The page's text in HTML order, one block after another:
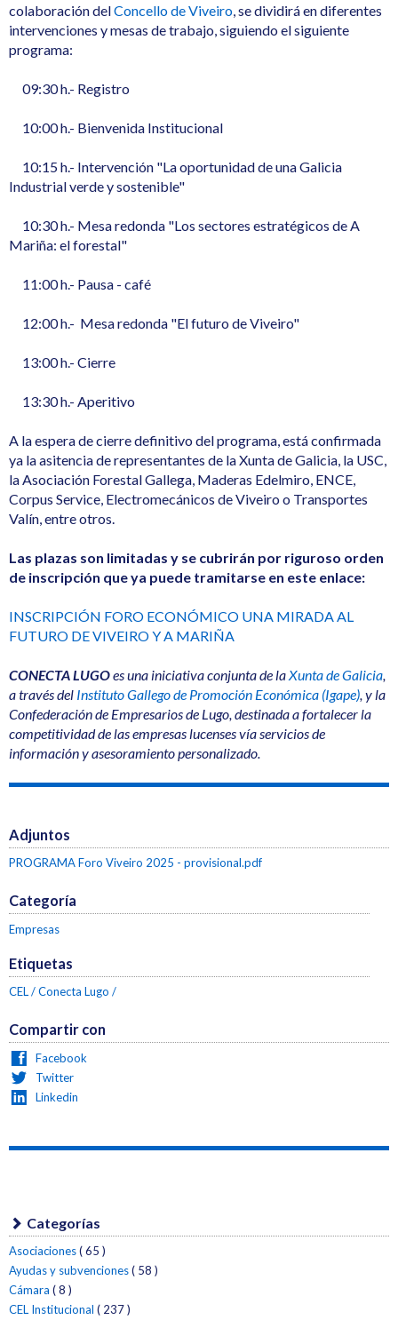
colaboración delConcello de Viveiro , se dividirá en diferentes
intervenciones y mesas de trabajo, siguiendo el siguiente
programa:
09:30 h.- Registro
10:00 h.- Bienvenida Institucional
10:15 h.- Intervención "La oportunidad de una Galicia
Industrial verde y sostenible"
10:30 h.- Mesa redonda "Los sectores estratégicos de A
Mariña: el forestal"
11:00 h.- Pausa - café
12:00 h.- Mesa redonda "El futuro de Viveiro"
13:00 h.- Cierre
13:30 h.- Aperitivo
A la espera de cierre definitivo del programa, está confirmada
ya la asitencia de representantes de la Xunta de Galicia, la USC,
la Asociación Forestal Gallega, Maderas Edelmiro, ENCE,
Corpus Service, Electromecánicos de Viveiro o Transportes
Valín, entre otros.
Las plazas son limitadas y se cubrirán por riguroso orden
de inscripción que ya puede tramitarse en este enlace:
INSCRIPCIÓN FORO ECONÓMICO UNA MIRADA AL
FUTURO DE VIVEIRO Y A MARIÑA
CONECTA LUGOes una iniciativa conjunta de la Xunta de Galicia
a través del Instituto Gallego de Promoción Económica (Igape) , y la
Confederación de Empresarios de Lugo, destinada a fortalecer la
competitividad de las empresas lucenses vía servicios de
información y asesoramiento personalizado.
Adjuntos
PROGRAMA Foro Viveiro 2025 - provisional.pdf
Categoría
Empresas
Etiquetas
CEL Conecta Lugo
Compartir con
Facebook
Twitter
Linkedin
Categorías
Asociaciones( 65 )
Ayudas y subvenciones( 58 )
Cámara ( 8 )
CEL Institucional ( 237 )